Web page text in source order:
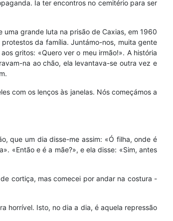
Ia ter encontros no cemitério para ser
uma grande luta na prisão de Caxias, em 1960
da família. Juntámo-nos, muita gente
gritos: «Quero ver o meu irmão!». A história
na ao chão, ela levantava-se outra vez e
com os lenços às janelas. Nós começámos a
que um dia disse-me assim: «Ó filha, onde é
«Então e é a mãe?», e ela disse: «Sim, antes
cortiça, mas comecei por andar na costura -
horrível. Isto, no dia a dia, é aquela repressão